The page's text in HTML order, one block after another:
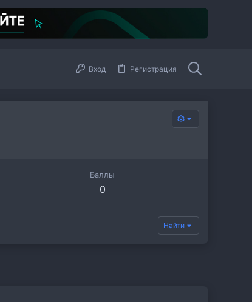
Вход Регистрация
Баллы
0
Найти